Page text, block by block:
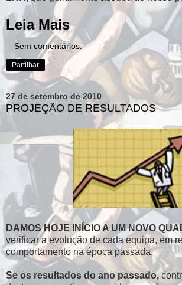
Leia Mais
Sem comentários:
Partilhar
27 de setembro de 2010
PROJEÇÃO DE RESULTADOS
DAMOS HOJE INÍCIO A UM NOVO
verificar a evolução de cada equipa, em
comportamento na época passada.
Se os resultados do ano passado,